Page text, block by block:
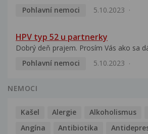
Pohlavní nemoci
5.10.2023
HPV typ 52 u partnerky
Dobrý deň prajem. Prosím Vás ako sa
Pohlavní nemoci
5.10.2023
NEMOCI
Kašel Alergie Alkoholismus
Angína
Antibiotika